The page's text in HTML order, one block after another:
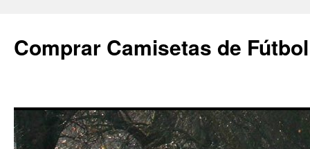
Comprar Camisetas de